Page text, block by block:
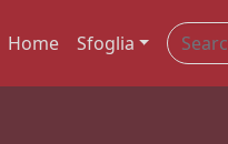
Home Sfoglia